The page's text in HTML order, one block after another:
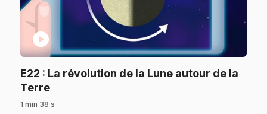
play_circle
E22 : La révolution de la Lune autour de la
Terre.
1 min 38 s